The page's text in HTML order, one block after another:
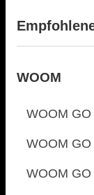
WOOM
WOOM GO
WOOM GO
WOOM